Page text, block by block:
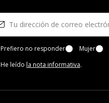
Prefiero no responder Mujer
He leído la nota informativa.